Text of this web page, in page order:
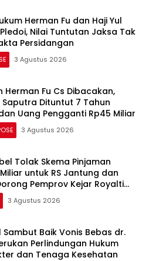
Herman Fu dan Haji Yul
Nilai Tuntutan Jaksa Tak
Persidangan
3 Agustus 2026
Herman Fu Cs Dibacakan,
Dituntut 7 Tahun
Uang Pengganti Rp45 Miliar
3 Agustus 2026
Tolak Skema Pinjaman
untuk RS Jantung dan
Pemprov Kejar Royalti
3 Agustus 2026
Sambut Baik Vonis Bebas dr.
Perlindungan Hukum
dan Tenaga Kesehatan